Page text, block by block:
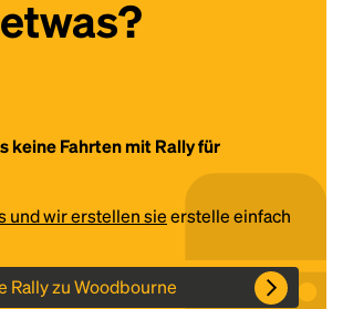
keine Fahrten mit Rally für
und wir erstellen sieerstelle einfach
Rally zu Woodbourne